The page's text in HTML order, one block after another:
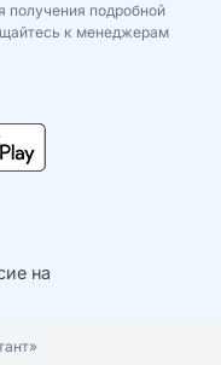
получения подробной
к менеджерам
на